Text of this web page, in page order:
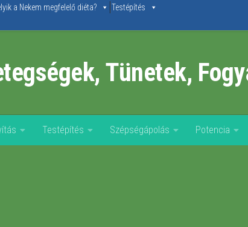
a Nekem megfelelő diéta? Testépítés
Tünetek,
Testépítés Szépségápolás Potencia